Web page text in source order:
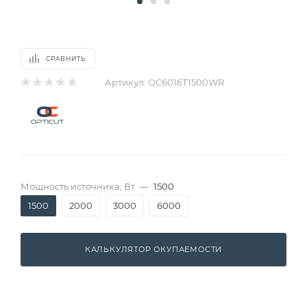
СРАВНИТЬ
Артикул: OC6016T1500WR
Мощность источника, Вт — 1500
1500
2000 3000 6000
КАЛЬКУЛЯТОР ОКУПАЕМОСТИ